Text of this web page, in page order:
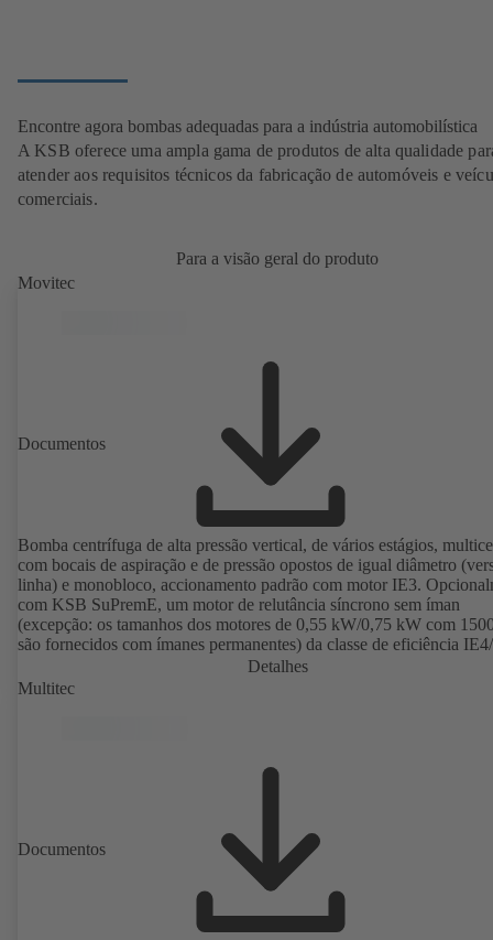
Encontre agora bombas adequadas para a indústria automobilística
A KSB oferece uma ampla gama de produtos de alta qualidade
atender aos requisitos técnicos da fabricação de automóveis e
comerciais.
Para a visão geral do produto
Movitec
Documentos
Bomba centrífuga de alta pressão vertical, de vários estágios,
com bocais de aspiração e de pressão opostos de igual diâmetro
linha) e monobloco, accionamento padrão com motor IE3.
com KSB SuPremE, um motor de relutância síncrono sem íman
(excepção: os tamanhos dos motores de 0,55 kW/0,75 kW com
são fornecidos com ímanes permanentes) da classe de eficiência
em conformidade com a norma IEC TS 60034-30-2:2016, para
funcionamento no sistema de controlo da rotação de tipo KSB
Versão com protecção antideflagrante disponível.
Detalhes
Multitec
Documentos